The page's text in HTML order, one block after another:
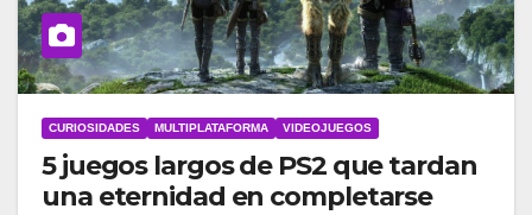
CURIOSIDADES MULTIPLATAFORMA VIDEOJUEGOS
5 juegos largos de PS2 que tardan
una eternidad en completarse